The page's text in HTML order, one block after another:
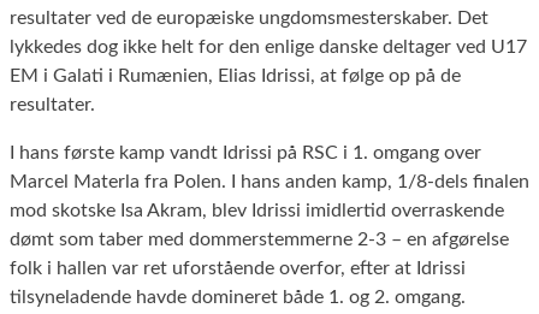
resultater ved de europæiske ungdomsmesterskaber. Det
lykkedes dog ikke helt for den enlige danske deltager ved U17
EM i Galati i Rumænien, Elias Idrissi, at følge op på de
resultater.
I hans første kamp vandt Idrissi på RSC i 1. omgang over
Marcel Materla fra Polen. I hans anden kamp, 1/8-dels finalen
mod skotske Isa Akram, blev Idrissi imidlertid overraskende
dømt som taber med dommerstemmerne 2-3 – en afgørelse
folk i hallen var ret uforstående overfor, efter at Idrissi
tilsyneladende havde domineret både 1. og 2. omgang.